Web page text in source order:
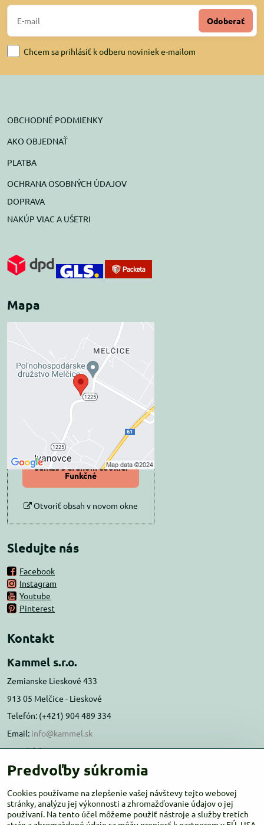
Odoberať
Chcem sa prihlásiť k odberu noviniek e-mailom
OBCHODNÉ PODMIENKY
AKO OBJEDNAŤ
PLATBA
OCHRANA OSOBNÝCH ÚDAJOV
DOPRAVA
NAKÚP VIAC A UŠETRI
Mapa
Externý obsah je
blokovaný Voľbami
súkromia
Prajete si načítať externý obsah?
Povoliť tentokrát
Povoliť a zapamätať -
súhlas s druhom cookie:
Funkčné
Otvoriť obsah v novom okne
Sledujte nás
Facebook
Instagram
Youtube
Pinterest
Kontakt
Kammel s.r.o.
Zemianske Lieskové 433
913 05 Melčice - Lieskové
Telefón: (+421) 904 489 334
Email: info@kammel.sk
Prevádzka:
Administratívna budova PD Melčice
Otváracie hodiny:PO-ŠT 8:00 - 16:00
PIA-NE Zatvorené
Predvoľby súkromia
Cookies používame na zlepšenie vašej návštevy tejto webovej
stránky, analýzu jej výkonnosti a zhromažďovanie údajov o jej
používaní. Na tento účel môžeme použiť nástroje a služby tretích